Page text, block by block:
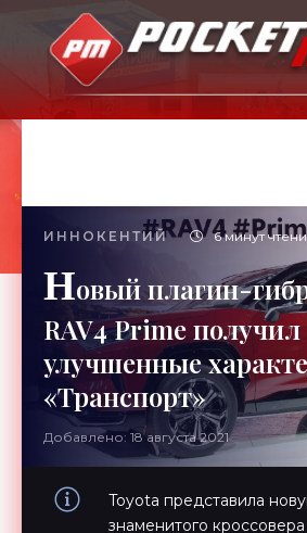
ИННОКЕНТИЙ 6 минут
Новый плагин-
RAV4 Prime получил
улучшенные
«Транспорт»
Добавлено: 18 августа 2021
Toyota представила
знаменитого